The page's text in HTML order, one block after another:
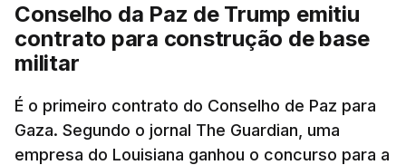
Conselho da Paz de Trump emitiu
contrato para construção de base
militar
É o primeiro contrato do Conselho de Paz para
Gaza. Segundo o jornal The Guardian, uma
empresa do Louisiana ganhou o concurso para a